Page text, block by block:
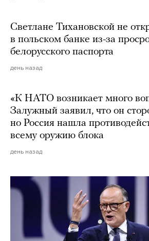
Светлане Тихановской не
в польском банке из-за
белорусского паспорта
день назад
«К НАТО возникает много
Залужный заявил, что он
но Россия нашла
всему оружию блока
день назад